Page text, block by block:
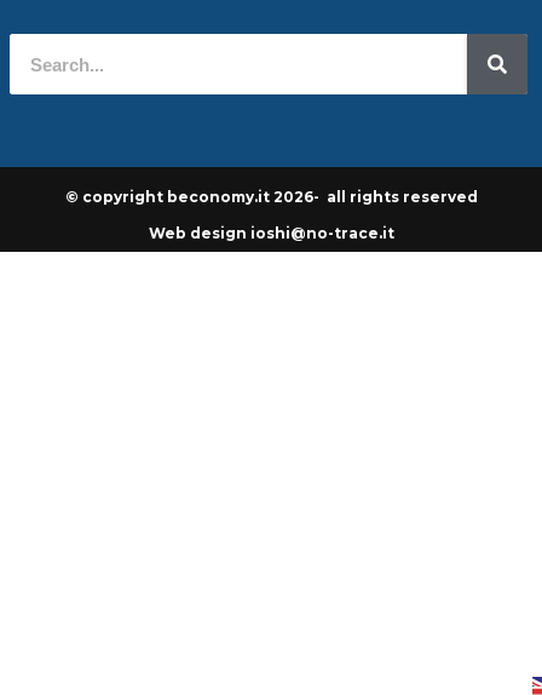
© copyright beconomy.it 2026- all rights reserved
Web design ioshi@no-trace.it